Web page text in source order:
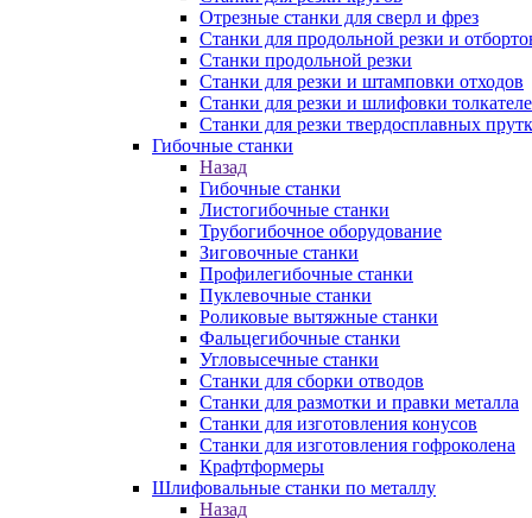
Отрезные станки для сверл и фрез
Станки для продольной резки и
Станки продольной резки
Станки для резки и штамповки отходов
Станки для резки и шлифовки
Станки для резки твердосплавных
Гибочные станки
Назад
Гибочные станки
Листогибочные станки
Трубогибочное оборудование
Зиговочные станки
Профилегибочные станки
Пуклевочные станки
Роликовые вытяжные станки
Фальцегибочные станки
Угловысечные станки
Станки для сборки отводов
Станки для размотки и правки металла
Станки для изготовления конусов
Станки для изготовления гофроколена
Крафтформеры
Шлифовальные станки по металлу
Назад